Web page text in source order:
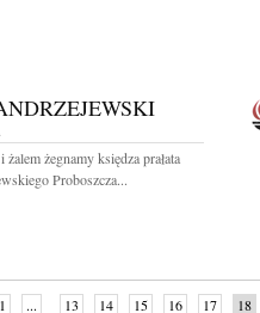
żegnamy księdza prałata
Proboszcza...
1 ... 13 14 15 16 17 18